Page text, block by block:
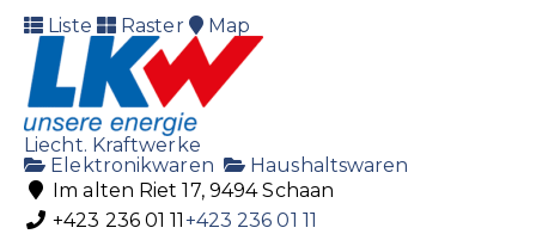
Liste
Raster Map
Liecht. Kraftwerke
Elektronikwaren
Haushaltswaren
Im alten Riet 17, 9494 Schaan
+423 236 01 11 +423 236 01 11